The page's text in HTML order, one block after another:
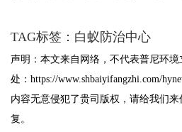
TAG标签： 白蚁防治中心
声明：本文来自网络，不代表普尼环
处： https://www.shbaiyifangzhi.com/
内容无意侵犯了贵司版权，请给我们
复。